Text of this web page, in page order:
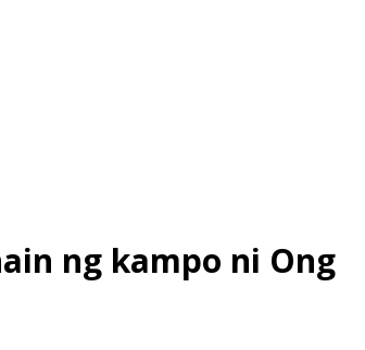
ng kampo ni Ong